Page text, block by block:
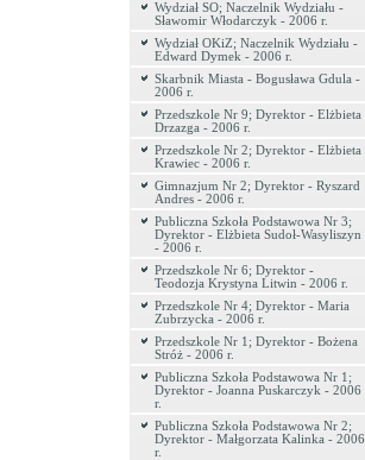
Wydział SO; Naczelnik Wydziału -
Sławomir Włodarczyk - 2006 r.
Wydział OKiZ; Naczelnik Wydziału -
Edward Dymek - 2006 r.
Skarbnik Miasta - Bogusława Gdula -
2006 r.
Przedszkole Nr 9; Dyrektor - Elżbieta
Drzazga - 2006 r.
Przedszkole Nr 2; Dyrektor - Elżbieta
Krawiec - 2006 r.
Gimnazjum Nr 2; Dyrektor - Ryszard
Andres - 2006 r.
Publiczna Szkoła Podstawowa Nr 3;
Dyrektor - Elżbieta Sudoł-Wasyliszyn
- 2006 r.
Przedszkole Nr 6; Dyrektor -
Teodozja Krystyna Litwin - 2006 r.
Przedszkole Nr 4; Dyrektor - Maria
Zubrzycka - 2006 r.
Przedszkole Nr 1; Dyrektor - Bożena
Stróż - 2006 r.
Publiczna Szkoła Podstawowa Nr 1;
Dyrektor - Joanna Puskarczyk - 2006
r.
Publiczna Szkoła Podstawowa Nr 2;
Dyrektor - Małgorzata Kalinka - 2006
r.